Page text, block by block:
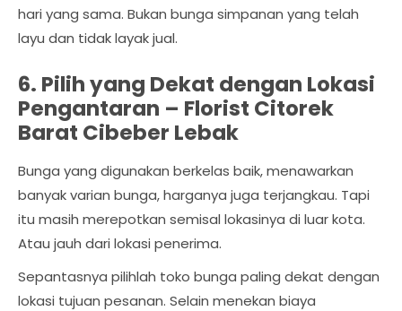
hari yang sama. Bukan bunga simpanan yang telah
layu dan tidak layak jual.
6. Pilih yang Dekat dengan Lokasi
Pengantaran – Florist Citorek
Barat Cibeber Lebak
Bunga yang digunakan berkelas baik, menawarkan
banyak varian bunga, harganya juga terjangkau. Tapi
itu masih merepotkan semisal lokasinya di luar kota.
Atau jauh dari lokasi penerima.
Sepantasnya pilihlah toko bunga paling dekat dengan
lokasi tujuan pesanan. Selain menekan biaya